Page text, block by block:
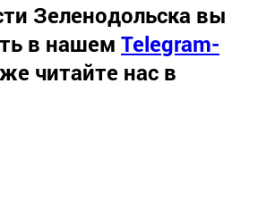
Зеленодольска вы
в нашем Telegram-
читайте нас в